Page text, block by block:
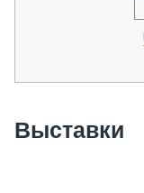
Выставки